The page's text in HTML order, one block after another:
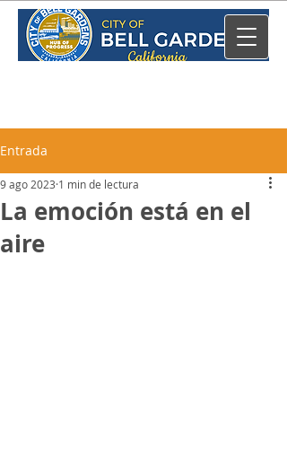
Entrada
La emoción está en el
aire
9 ago 2023 1 min de lectura